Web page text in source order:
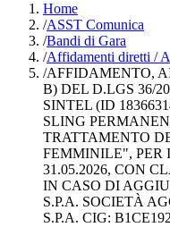
Home
/ASST Comunica
/Bandi di Gara
/Affidamenti diretti /
/AFFIDAMENTO,
B) DEL D.LGS 36/
SINTEL (ID
SLING
TRATTAMENTO
FEMMINILE", PER
31.05.2026, CON
IN CASO DI
S.P.A. SOCIETÀ
S.P.A. CIG: